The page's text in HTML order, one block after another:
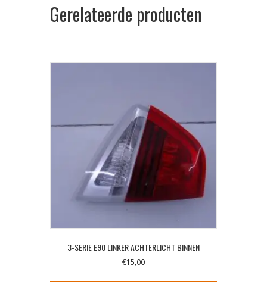
Gerelateerde producten
3-SERIE E90 LINKER ACHTERLICHT BINNEN
€15,00